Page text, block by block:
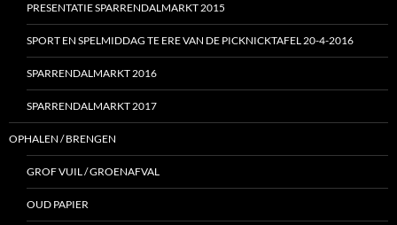
PRESENTATIE SPARRENDALMARKT 2015
SPORT EN SPELMIDDAG TE ERE VAN DE PICKNICKTAFEL 20-4-2016
SPARRENDALMARKT 2016
SPARRENDALMARKT 2017
OPHALEN / BRENGEN
GROF VUIL / GROENAFVAL
OUD PAPIER